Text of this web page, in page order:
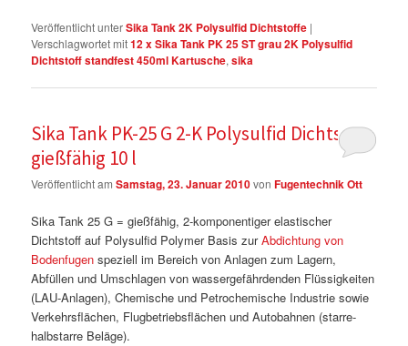
Veröffentlicht unterSika Tank 2K Polysulfid Dichtstoffe |
Verschlagwortet mit12 x Sika Tank PK 25 ST grau 2K Polysulfid
Dichtstoff standfest 450ml Kartusche,sika
Sika Tank PK-25 G 2-K Polysulfid Dichtstoff
gießfähig 10 l
Veröffentlicht amSamstag, 23. Januar 2010vonFugentechnik Ott
Sika Tank 25 G = gießfähig, 2-komponentiger elastischer
Dichtstoff auf Polysulfid Polymer Basis zurAbdichtung von
Bodenfugen speziell im Bereich von Anlagen zum Lagern,
Abfüllen und Umschlagen von wassergefährdenden Flüssigkeiten
(LAU-Anlagen), Chemische und Petrochemische Industrie sowie
Verkehrsflächen, Flugbetriebsflächen und Autobahnen (starre-
halbstarre Beläge).